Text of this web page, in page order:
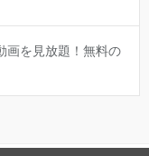
画を見放題！無料の